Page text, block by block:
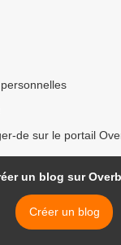
de sur le portail
un blog sur
Créer un blog